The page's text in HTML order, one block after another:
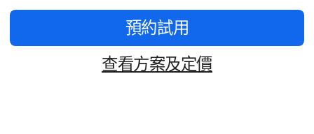
預約​試用
查​看​方案​及​定價